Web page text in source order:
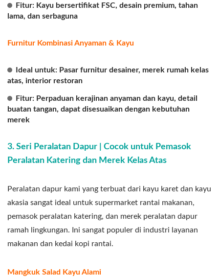
Fitur: Kayu bersertifikat FSC, desain premium, tahan
lama, dan serbaguna
Furnitur Kombinasi Anyaman & Kayu
Ideal untuk: Pasar furnitur desainer, merek rumah kelas
atas, interior restoran
Fitur: Perpaduan kerajinan anyaman dan kayu, detail
buatan tangan, dapat disesuaikan dengan kebutuhan
merek
3. Seri Peralatan Dapur | Cocok untuk Pemasok
Peralatan Katering dan Merek Kelas Atas
Peralatan dapur kami yang terbuat dari kayu karet dan kayu
akasia sangat ideal untuk supermarket rantai makanan,
pemasok peralatan katering, dan merek peralatan dapur
ramah lingkungan. Ini sangat populer di industri layanan
makanan dan kedai kopi rantai.
Mangkuk Salad Kayu Alami